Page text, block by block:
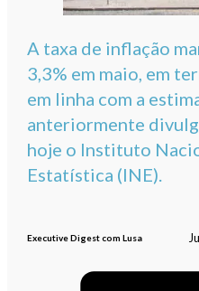
A taxa de inflação
3,3% em maio, em
em linha com a
anteriormente
hoje o Instituto
Estatística (INE).
Executive Digest com Lusa